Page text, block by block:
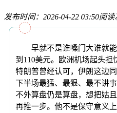
发布时间：2026-04-22 03:50阅读
早就不是谁嗓门大谁就能
到110美元。欧洲机场起头担
特朗普曾经认可，伊朗这边
下半场最猛、最狠、最不讲
不外算盘仍是算盘，想把姑
再推一步。他不是保守意义